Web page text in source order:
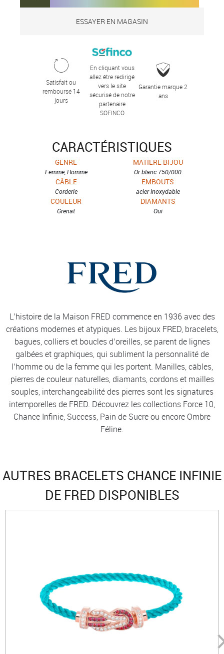
ESSAYER EN MAGASIN
Satisfait ou
remboursé 14
jours
En cliquant vous
allez être redirigé
vers le site
sécurisé de notre
partenaire
SOFINCO
Garantie marque 2
ans
CARACTÉRISTIQUES
GENRE
Femme, Homme
MATIÈRE BIJOU
Or blanc 750/000
CÂBLE
Corderie
EMBOUTS
acier inoxydable
COULEUR
Grenat
DIAMANTS
Oui
L’histoire de la Maison FRED commence en 1936 avec des
créations modernes et atypiques. Les bijoux FRED, bracelets,
bagues, colliers et boucles d’oreilles, se parent de lignes
galbées et graphiques, qui subliment la personnalité de
l’homme ou de la femme qui les portent. Manilles, câbles,
pierres de couleur naturelles, diamants, cordons et mailles
souples, interchangeabilité des pierres sont les signatures
intemporelles de FRED. Découvrez les collections Force 10,
Chance Infinie, Success, Pain de Sucre ou encore Ombre
Féline.
AUTRES BRACELETS CHANCE INFINIE
DE FRED DISPONIBLES